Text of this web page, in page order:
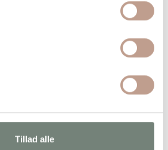
Tillad alle
som gør det til en leg at